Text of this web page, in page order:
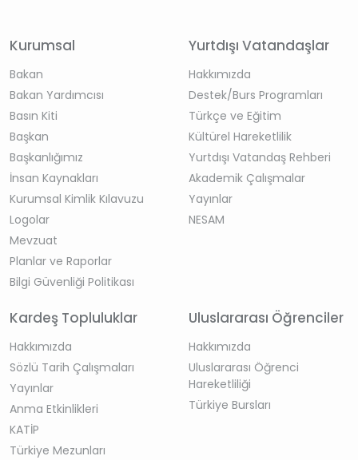
Kurumsal
Bakan
Bakan Yardımcısı
Basın Kiti
Başkan
Başkanlığımız
İnsan Kaynakları
Kurumsal Kimlik Kılavuzu
Logolar
Mevzuat
Planlar ve Raporlar
Bilgi Güvenliği Politikası
Yurtdışı Vatandaşlar
Hakkımızda
Destek/Burs Programları
Türkçe ve Eğitim
Kültürel Hareketlilik
Yurtdışı Vatandaş Rehberi
Akademik Çalışmalar
Yayınlar
NESAM
Kardeş Topluluklar
Hakkımızda
Sözlü Tarih Çalışmaları
Yayınlar
Anma Etkinlikleri
KATİP
Türkiye Mezunları
Uluslararası Öğrenciler
Hakkımızda
Uluslararası Öğrenci
Hareketliliği
Türkiye Bursları